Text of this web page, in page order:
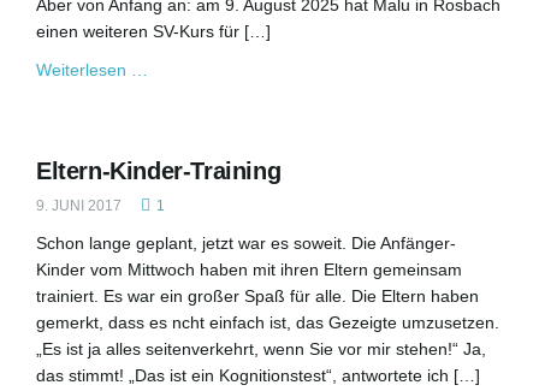
Aber von Anfang an: am 9. August 2025 hat Malu in Rosbach
einen weiteren SV-Kurs für […]
Weiterlesen …
Eltern-Kinder-Training
9. JUNI 2017 1
Schon lange geplant, jetzt war es soweit. Die Anfänger-
Kinder vom Mittwoch haben mit ihren Eltern gemeinsam
trainiert. Es war ein großer Spaß für alle. Die Eltern haben
gemerkt, dass es ncht einfach ist, das Gezeigte umzusetzen.
„Es ist ja alles seitenverkehrt, wenn Sie vor mir stehen!“ Ja,
das stimmt! „Das ist ein Kognitionstest“, antwortete ich […]